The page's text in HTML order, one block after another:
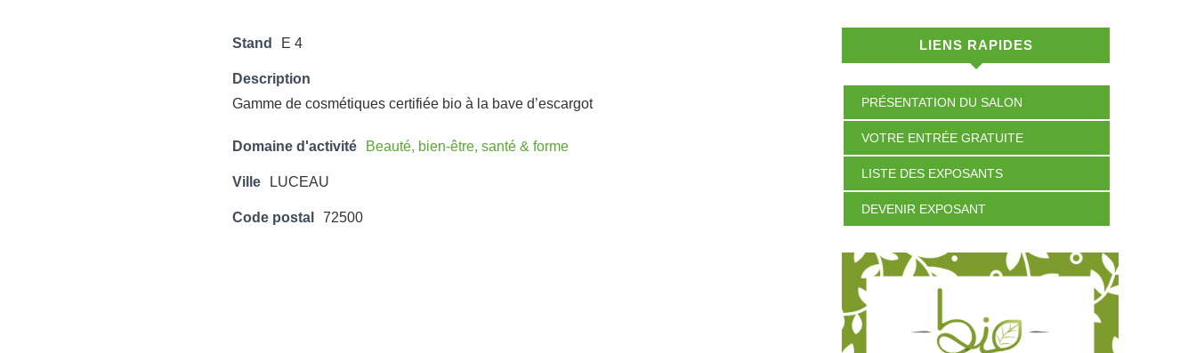
Stand E 4
Description
Gamme de cosmétiques certifiée bio à la bave d’escargot
Domaine d'activité Beauté, bien-être, santé & forme
Ville LUCEAU
Code postal 72500
LIENS RAPIDES
PRÉSENTATION DU SALON
VOTRE ENTRÉE GRATUITE
LISTE DES EXPOSANTS
DEVENIR EXPOSANT